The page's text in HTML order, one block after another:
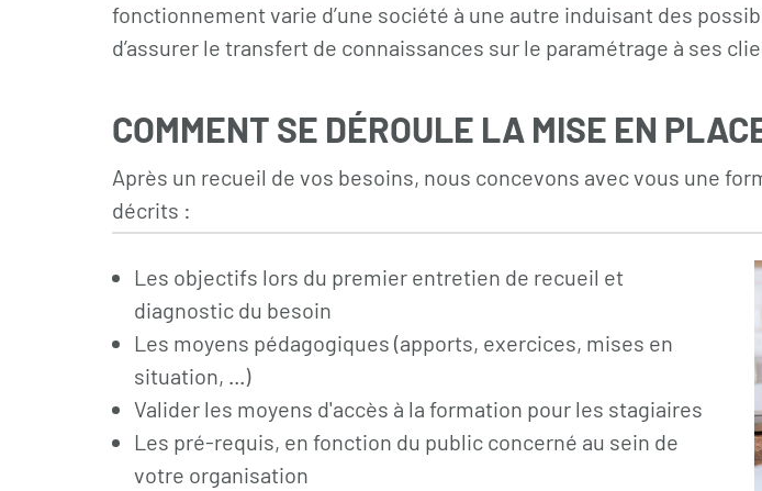
fonctionnement varie d’une société à une autre induisant des
d’assurer le transfert de connaissances sur le paramétrage à ses
COMMENT SE DÉROULE LA MISE EN
Après un recueil de vos besoins, nous concevons avec vous une
décrits :
Les objectifs lors du premier entretien de recueil et
diagnostic du besoin
Les moyens pédagogiques (apports, exercices, mises en
situation, ...)
Valider les moyens d'accès à la formation pour les stagiaires
Les pré-requis, en fonction du public concerné au sein de
votre organisation